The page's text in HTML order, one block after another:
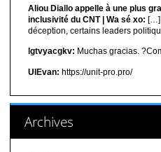
Aliou Diallo appelle à une plus
inclusivité du CNT | Wa sé xo: […]
déception, certains leaders
lgtvyacgkv: Muchas gracias.
UIEvan: https://unit-pro.pro/
Archives